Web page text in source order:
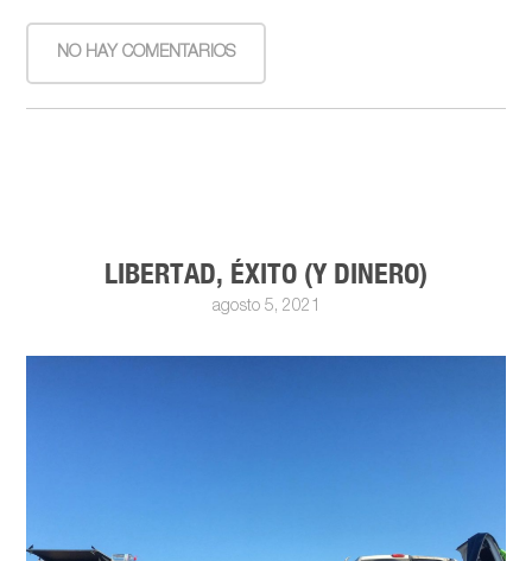
NO HAY COMENTARIOS
LIBERTAD, ÉXITO (Y DINERO)
agosto 5, 2021